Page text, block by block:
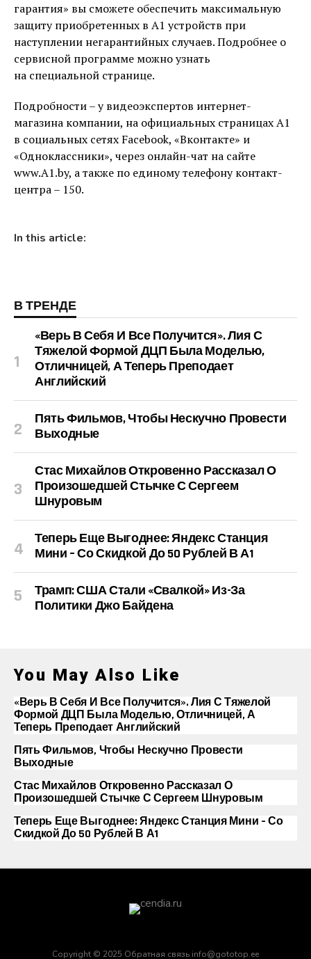
гарантия» вы сможете обеспечить максимальную
защиту приобретенных в А1 устройств при
наступлении негарантийных случаев. Подробнее о
сервисной программе можно узнать
на специальной странице.
Подробности – у видеоэкспертов интернет-
магазина компании, на официальных страницах A1
в социальных сетях Facebook, «Вконтакте» и
«Одноклассники», через онлайн-чат на сайте
www.A1.by, а также по единому телефону контакт-
центра – 150.
In this article:
В ТРЕНДЕ
«Верь В Себя И Все Получится». Лия С
Тяжелой Формой ДЦП Была Моделью,
Отличницей, А Теперь Преподает
Английский
Пять Фильмов, Чтобы Нескучно Провести
Выходные
Стас Михайлов Откровенно Рассказал О
Произошедшей Стычке С Сергеем
Шнуровым
Теперь Еще Выгоднее: Яндекс Станция
Мини – Со Скидкой До 50 Рублей В А1
Трамп: США Стали «свалкой» Из-За
Политики Джо Байдена
You May Also Like
«Верь В Себя И Все Получится». Лия С Тяжелой
Формой ДЦП Была Моделью, Отличницей, А
Теперь Преподает Английский
Пять Фильмов, Чтобы Нескучно Провести
Выходные
Стас Михайлов Откровенно Рассказал О
Произошедшей Стычке С Сергеем Шнуровым
Теперь Еще Выгоднее: Яндекс Станция Мини – Со
Скидкой До 50 Рублей В А1
Copyright © 2025 Обратная связь info@gototop.ee